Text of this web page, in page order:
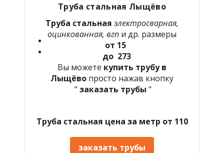
Труба стальная Лыщёво
Труба стальная электросварная,
оцинкованная, вгп и др. размеры
от 15
до 273
Вы можете купить трубу в
Лыщёво просто нажав кнопку
" заказать трубы "
Труба стальная цена за метр от 110
заказать трубы